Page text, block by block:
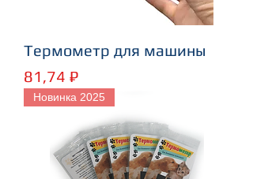
Термометр для машины
Цена
81,74 ₽
Новинка 2025